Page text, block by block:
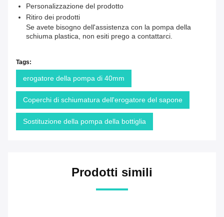
Personalizzazione del prodotto
Ritiro dei prodotti
Se avete bisogno dell'assistenza con la pompa della
schiuma plastica, non esiti prego a contattarci.
Tags:
erogatore della pompa di 40mm
Coperchi di schiumatura dell'erogatore del sapone
Sostituzione della pompa della bottiglia
Prodotti simili